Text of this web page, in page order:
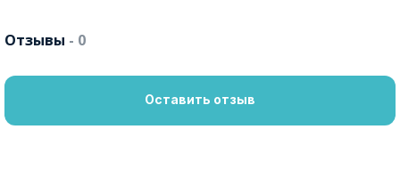
Отзывы - 0
Оставить отзыв